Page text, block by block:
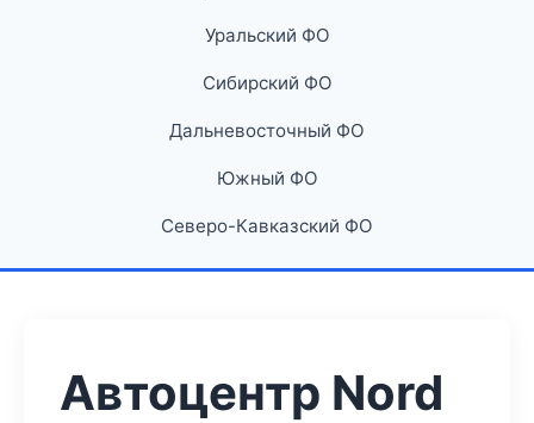
Уральский ФО
Сибирский ФО
Дальневосточный ФО
Южный ФО
Северо-Кавказский ФО
Автоцентр Nord